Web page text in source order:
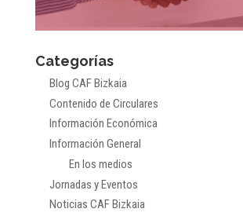
Categorías
Blog CAF Bizkaia
Contenido de Circulares
Información Económica
Información General
En los medios
Jornadas y Eventos
Noticias CAF Bizkaia